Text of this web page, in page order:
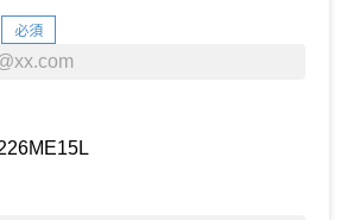
必須